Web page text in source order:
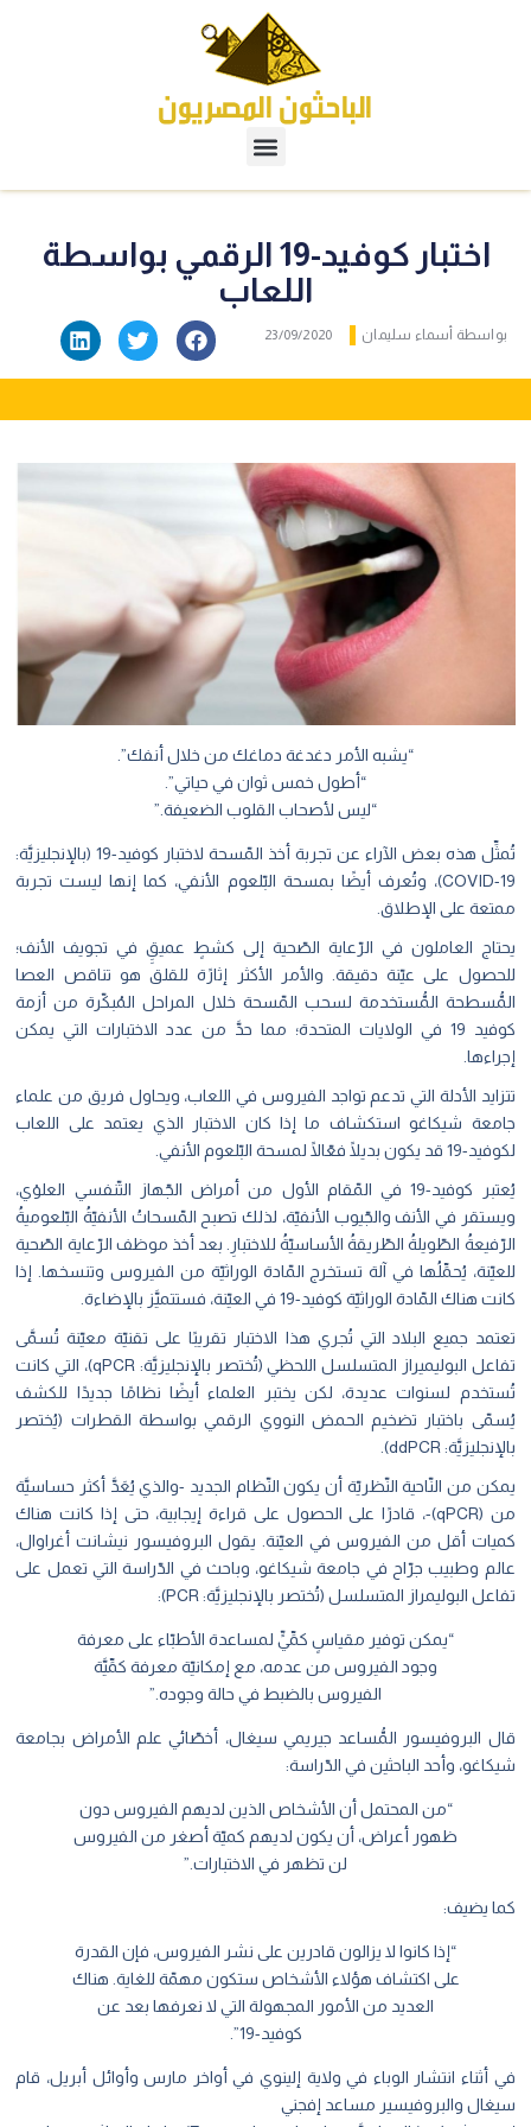
اختبار كوفيد-19 الرقمي بواسطة
اللعاب
بواسطة أسماء سليمان 23/09/2020
“يشبه الأمر دغدغة دماغك من خلال أنفك”.
“أطول خمس ثوان في حياتي”.
“ليس لأصحاب القلوب الضعيفة.”
تُمثِّل هذه بعض الآراء عن تجربة أخذ المّسحة لاختبار كوفيد-19 (بالإنجليزيَّة:
COVID-19)، وتُعرف أيضًا بمسحة البّلعوم الأنفي، كما إنها ليست تجربة
ممتعة على الإطلاق.
يحتاج العاملون في الرّعاية الصّحية إلى كشطٍ عميقِِ في تجويف الأنف؛
للحصول على عيّنة دقيقة. والأمر الأكثر إثارًة للقلق هو تناقص العصا
المُّسطحة المُّستخدمة لسحب المّسحة خلال المراحل المُبكّرة من أزمة
كوفيد 19 في الولايات المتحدة؛ مما حدَّ من عدد الاختبارات التي يمكن
إجراءها.
تتزايد الأدلة التي تدعم تواجد الفيروس في اللعاب، ويحاول فريق من علماء
جامعة شيكاغو استكشاف ما إذا كان الاختبار الذي يعتمد على اللعاب
لكوفيد-19 قد يكون بديلًا فعّالًا لمسحة البّلعوم الأنفي.
يُعتبر كوفيد-19 في المّقام الأول من أمراض الجّهاز التّنفسي العلوْي،
ويستقر في الأنف والجّيوب الأنفيّة، لذلك تصبح المّسحاتُ الأنفيّةُ البّلعوميةُ
الرّفيعةُ الطّويلةُ الطّريقةُ الأساسيّةُ للاختبارِ. بعد أخذ موظف الرّعاية الصّحية
للعيّنة، يُحمِّلُها في آلة تستخرج المّادة الوراثيّة من الفيروس وتنسخها. إذا
كانت هناك المّادة الوراثيّة كوفيد-19 في العيّنة، فستتميَّز بالإضاءة.
تعتمد جميع البلاد التي تُجري هذا الاختبار تقريبًا على تقنيّة معيّنة تُسمَّى
تفاعل البوليميراز المتسلسل اللحظي (تُختصر بالإنجليزيَّة: qPCR)، التي كانت
تُستخدم لسنوات عديدة، لكن يختبر العلماء أيضًا نظامًا جديدًا للكشف
يُسمّى باختبار تضخيم الحمض النووي الرقمي بواسطة القطرات (يُختصر
بالإنجليزيَّة: ddPCR).
يمكن من النّاحية النّظريّة أن يكون النّظام الجديد -والذي يُعَدَّ أكثر حساسيَّة
من (qPCR)-، قادرًا على الحصول على قراءة إيجابية، حتى إذا كانت هناك
كميات أقل من الفيروس في العيّنة. يقول البروفيسور نيشانت أغراوال،
عالم وطبيب جرّاح في جامعة شيكاغو، وباحث في الدّراسة التي تعمل على
تفاعل البوليمراز المتسلسل (تُختصر بالإنجليزيَّة: PCR):
“يمكن توفير مقياسٍ كمِّيٍّ لمساعدة الأطبّاء على معرفة
وجود الفيروس من عدمه، مع إمكانيّة معرفة كمِّيَّة
الفيروس بالضبط في حالة وجوده.”
قال البروفيسور المُّساعد جيريمي سيغال، أخصّائي علم الأمراض بجامعة
شيكاغو، وأحد الباحثين في الدّراسة:
“من المحتمل أن الأشخاص الذين لديهم الفيروس دون
ظهور أعراض، أن يكون لديهم كميّة أصغر من الفيروس
لن تظهر في الاختبارات.”
كما يضيف:
“إذا كانوا لا يزالون قادرين على نشر الفيروس، فإن القدرة
على اكتشاف هؤلاء الأشخاص ستكون مهمّة للغاية. هناك
العديد من الأمور المجهولة التي لا نعرفها بعد عن
كوفيد-19”.
في أثناء انتشار الوباء في ولاية إلينوي في أواخر مارس وأوائل أبريل، قام
سيغال والبروفيسير مساعد إفجني